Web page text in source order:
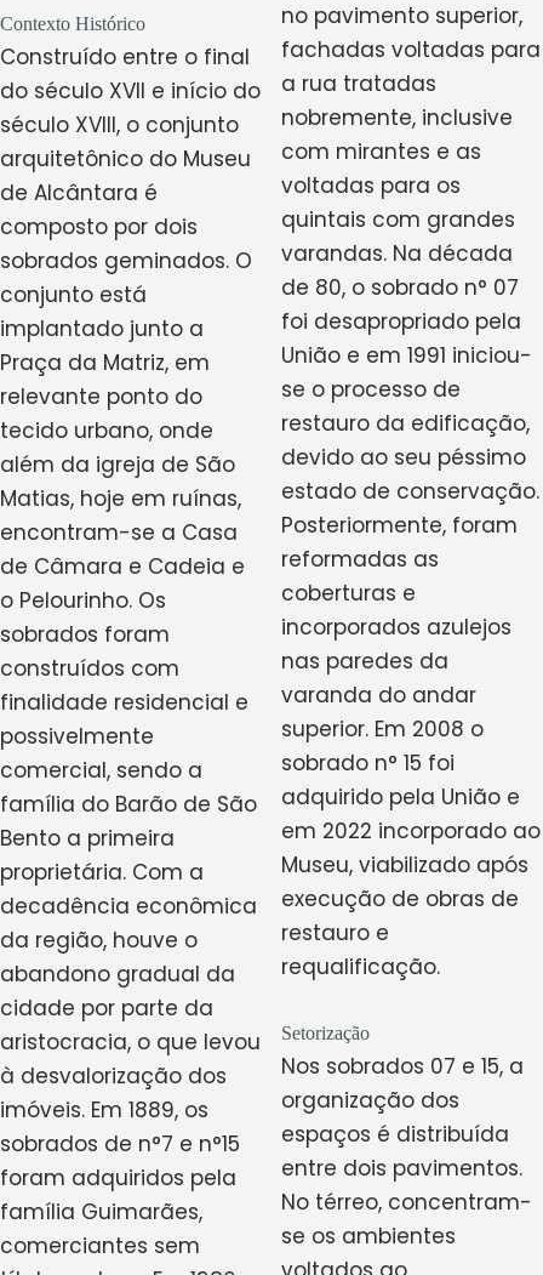
Contexto Histórico
Construído entre o final
do século XVII e início do
século XVIII, o conjunto
arquitetônico do Museu
de Alcântara é
composto por dois
sobrados geminados. O
conjunto está
implantado junto a
Praça da Matriz, em
relevante ponto do
tecido urbano, onde
além da igreja de São
Matias, hoje em ruínas,
encontram-se a Casa
de Câmara e Cadeia e
o Pelourinho. Os
sobrados foram
construídos com
finalidade residencial e
possivelmente
comercial, sendo a
família do Barão de São
Bento a primeira
proprietária. Com a
decadência econômica
da região, houve o
abandono gradual da
cidade por parte da
aristocracia, o que levou
à desvalorização dos
imóveis. Em 1889, os
sobrados de n°7 e n°15
foram adquiridos pela
família Guimarães,
comerciantes sem
no pavimento superior,
fachadas voltadas para
a rua tratadas
nobremente, inclusive
com mirantes e as
voltadas para os
quintais com grandes
varandas. Na década
de 80, o sobrado n° 07
foi desapropriado pela
União e em 1991 iniciou-
se o processo de
restauro da edificação,
devido ao seu péssimo
estado de conservação.
Posteriormente, foram
reformadas as
coberturas e
incorporados azulejos
nas paredes da
varanda do andar
superior. Em 2008 o
sobrado n° 15 foi
adquirido pela União e
em 2022 incorporado ao
Museu, viabilizado após
execução de obras de
restauro e
requalificação.
Setorização
Nos sobrados 07 e 15, a
organização dos
espaços é distribuída
entre dois pavimentos.
No térreo, concentram-
se os ambientes